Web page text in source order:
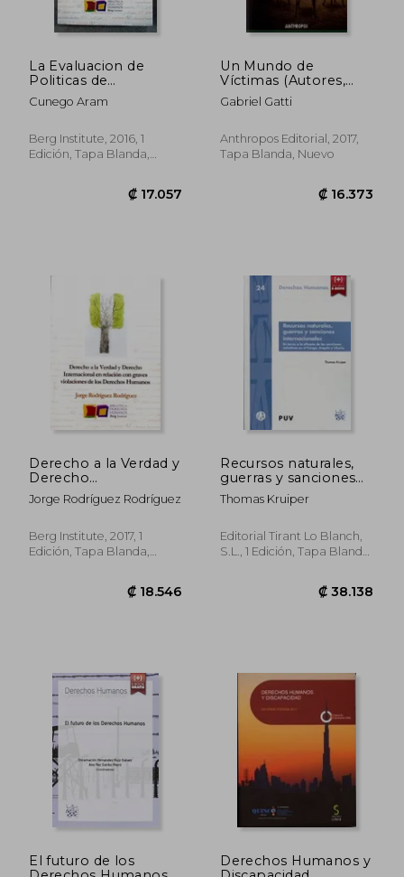
₡
La Evaluacion de
Politicas de
Desarrollo a Traves de
una Perspectiva de
Cunego Aram
Berg Institute, 2016, 1
Edición, Tapa Blanda,
₡ 17.057
Un Mundo de
Víctimas (Autores,
Textos y Temas.
Ciencias Sociales)
Gabriel Gatti
Anthropos Editorial, 2017,
Tapa Blanda, Nuevo
₡
Derecho a la Verdad y
Derecho
Internacional en
Relación con Graves
Derechos Humanos
Jorge Rodríguez Rodríguez
Berg Institute, 2017, 1
Edición, Tapa Blanda,
Recursos naturales,
guerras y sanciones
internacionales: En
torno a la eficacia de
selectivas en el
Congo, Angola y
Thomas Kruiper
Editorial Tirant Lo Blanch,
S.L., 1 Edición, Tapa Blanda,
El futuro de los
Derechos Humanos y